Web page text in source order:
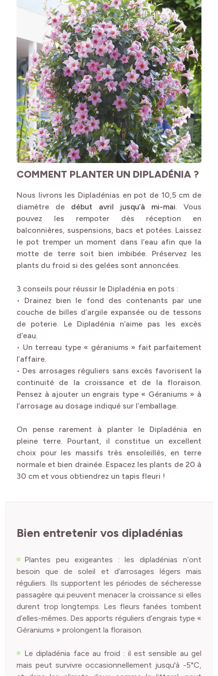
COMMENT PLANTER UN DIPLADÉNIA ?
Nous livrons les Dipladénias en pot de 10,5 cm de
diamètre de début avril jusqu’à mi-mai. Vous
pouvez les rempoter dès réception en
balconnières, suspensions, bacs et potées. Laissez
le pot tremper un moment dans l’eau afin que la
motte de terre soit bien imbibée. Préservez les
plants du froid si des gelées sont annoncées.
3 conseils pour réussir le Dipladénia en pots :
• Drainez bien le fond des contenants par une
couche de billes d’argile expansée ou de tessons
de poterie. Le Dipladénia n’aime pas les excès
d’eau.
• Un terreau type « géraniums » fait parfaitement
l’affaire.
• Des arrosages réguliers sans excès favorisent la
continuité de la croissance et de la floraison.
Pensez à ajouter un engrais type « Géraniums » à
l’arrosage au dosage indiqué sur l’emballage.
On pense rarement à planter le Dipladénia en
pleine terre. Pourtant, il constitue un excellent
choix pour les massifs très ensoleillés, en terre
normale et bien drainée. Espacez les plants de 20 à
30 cm et vous obtiendrez un tapis fleuri !
Bien entretenir vos dipladénias
Plantes peu exigeantes : les dipladénias n’ont
besoin que de soleil et d’arrosages légers mais
réguliers. Ils supportent les périodes de sécheresse
passagère qui peuvent menacer la croissance si elles
durent trop longtemps. Les fleurs fanées tombent
d’elles-mêmes. Des apports réguliers d’engrais type «
Géraniums » prolongent la floraison.
Le dipladénia face au froid : il est sensible au gel
mais peut survivre occasionnellement jusqu'à -5°C,